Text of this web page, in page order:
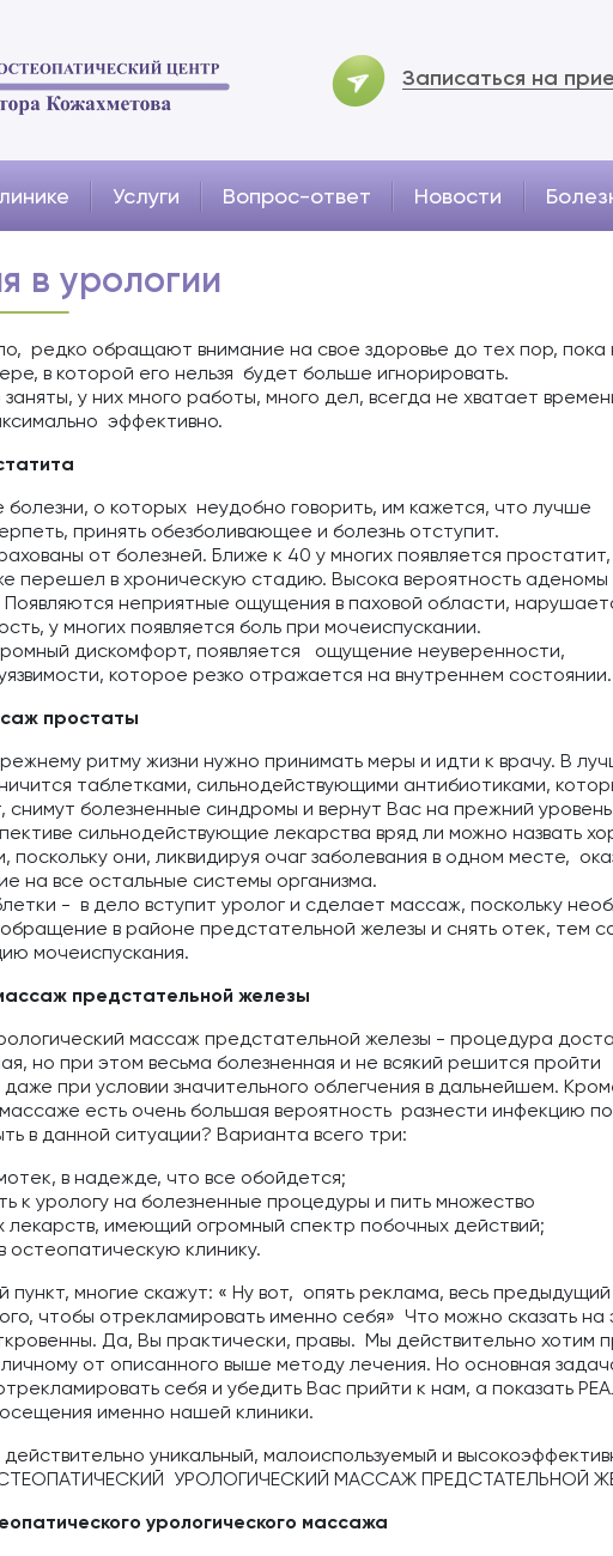
Записаться на
Услуги Вопрос-ответ Новости
в урологии
редко обращают внимание на свое здоровье до тех пор, пока
в которой его нельзя будет больше игнорировать.
у них много работы, много дел, всегда не хватает
эффективно.
болезни, о которых неудобно говорить, им кажется, что лучше
принять обезболивающее и болезнь отступит.
от болезней. Ближе к 40 у многих появляется простатит,
перешел в хроническую стадию. Высока вероятность аденомы
Появляются неприятные ощущения в паховой области,
у многих появляется боль при мочеиспускании.
дискомфорт, появляется ощущение неуверенности,
которое резко отражается на внутреннем состоянии.
простаты
ритму жизни нужно принимать меры и идти к врачу. В
таблетками, сильнодействующими антибиотиками,
снимут болезненные синдромы и вернут Вас на прежний
сильнодействующие лекарства вряд ли можно назвать
поскольку они, ликвидируя очаг заболевания в одном месте,
на все остальные системы организма.
- в дело вступит уролог и сделает массаж, поскольку
в районе предстательной железы и снять отек, тем
мочеиспускания.
предстательной железы
массаж предстательной железы - процедура
но при этом весьма болезненная и не всякий решится пройти
при условии значительного облегчения в дальнейшем.
есть очень большая вероятность разнести инфекцию
в данной ситуации? Варианта всего три:
в надежде, что все обойдется;
к урологу на болезненные процедуры и пить множество
лекарств, имеющий огромный спектр побочных действий;
остеопатическую клинику.
пункт, многие скажут: « Ну вот, опять реклама, весь предыдущий
чтобы отрекламировать именно себя» Что можно сказать на
Да, Вы практически, правы. Мы действительно хотим
от описанного выше методу лечения. Но основная
себя и убедить Вас прийти к нам, а показать
именно нашей клиники.
уникальный, малоиспользуемый и
УРОЛОГИЧЕСКИЙ МАССАЖ ПРЕДСТАТЕЛЬНОЙ
урологического массажа